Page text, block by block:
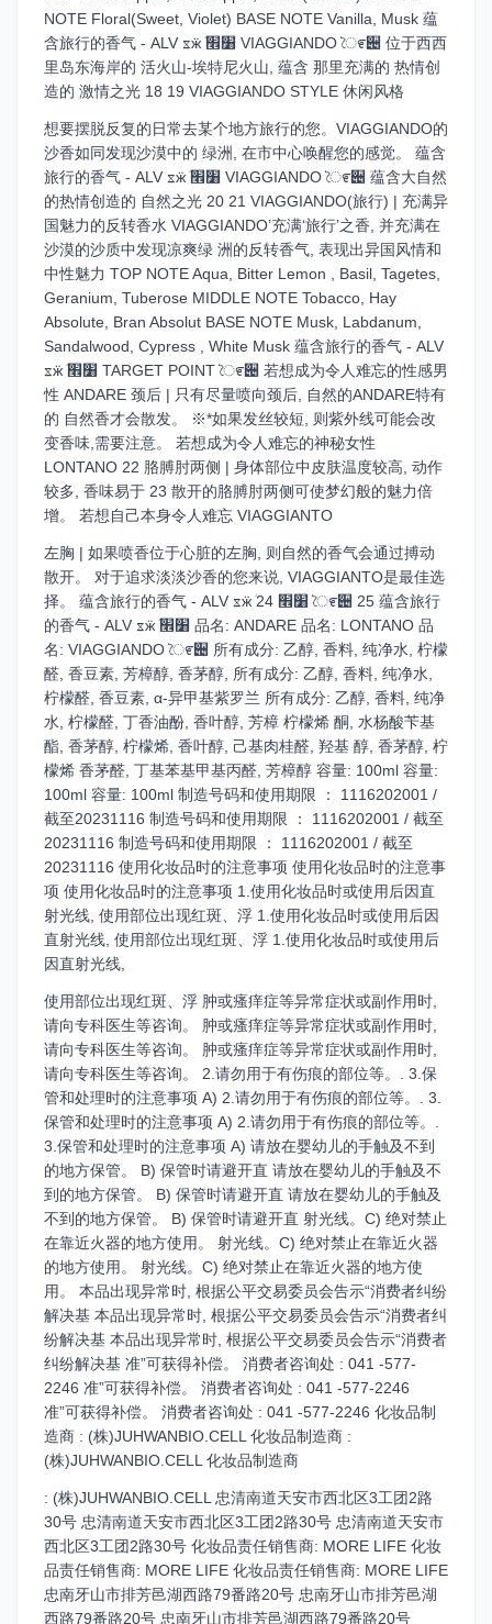
NOTE Floral(Sweet, Violet) BASE NOTE Vanilla, Musk 蕴
含旅行的香气 - ALV ೱӝܳ ׸׮ VIAGGIANDO ৈ೯੄ 位于西西
里岛东海岸的 活火山-埃特尼火山, 蕴含 那里充满的 热情创
造的 激情之光 18 19 VIAGGIANDO STYLE 休闲风格
想要摆脱反复的日常去某个地方旅行的您。VIAGGIANDO的
沙香如同发现沙漠中的 绿洲, 在市中心唤醒您的感觉。 蕴含
旅行的香气 - ALV ೱӝܳ ׸׮ VIAGGIANDO ৈ೯੄ 蕴含大自然
的热情创造的 自然之光 20 21 VIAGGIANDO(旅行) | 充满异
国魅力的反转香水 VIAGGIANDO’充满‘旅行’之香, 并充满在
沙漠的沙质中发现凉爽绿 洲的反转香气, 表现出异国风情和
中性魅力 TOP NOTE Aqua, Bitter Lemon , Basil, Tagetes,
Geranium, Tuberose MIDDLE NOTE Tobacco, Hay
Absolute, Bran Absolut BASE NOTE Musk, Labdanum,
Sandalwood, Cypress , White Musk 蕴含旅行的香气 - ALV
ೱӝܳ ׸׮ TARGET POINT ৈ೯੄ 若想成为令人难忘的性感男
性 ANDARE 颈后 | 只有尽量喷向颈后, 自然的ANDARE特有
的 自然香才会散发。 ※*如果发丝较短, 则紫外线可能会改
变香味,需要注意。 若想成为令人难忘的神秘女性
LONTANO 22 胳膊肘两侧 | 身体部位中皮肤温度较高, 动作
较多, 香味易于 23 散开的胳膊肘两侧可使梦幻般的魅力倍
增。 若想自己本身令人难忘 VIAGGIANTO
左胸 | 如果喷香位于心脏的左胸, 则自然的香气会通过搏动
散开。 对于追求淡淡沙香的您来说, VIAGGIANTO是最佳选
择。 蕴含旅行的香气 - ALV ೱӝܳ ׸׮ 24 ৈ೯੄ 25 蕴含旅行
的香气 - ALV ೱӝܳ ׸׮ 品名: ANDARE 品名: LONTANO 品
名: VIAGGIANDO ৈ೯੄ 所有成分: 乙醇, 香料, 纯净水, 柠檬
醛, 香豆素, 芳樟醇, 香茅醇, 所有成分: 乙醇, 香料, 纯净水,
柠檬醛, 香豆素, α-异甲基紫罗兰 所有成分: 乙醇, 香料, 纯净
水, 柠檬醛, 丁香油酚, 香叶醇, 芳樟 柠檬烯 酮, 水杨酸苄基
酯, 香茅醇, 柠檬烯, 香叶醇, 己基肉桂醛, 羟基 醇, 香茅醇, 柠
檬烯 香茅醛, 丁基苯基甲基丙醛, 芳樟醇 容量: 100ml 容量:
100ml 容量: 100ml 制造号码和使用期限 ： 1116202001 /
截至20231116 制造号码和使用期限 ： 1116202001 / 截至
20231116 制造号码和使用期限 ： 1116202001 / 截至
20231116 使用化妆品时的注意事项 使用化妆品时的注意事
项 使用化妆品时的注意事项 1.使用化妆品时或使用后因直
射光线, 使用部位出现红斑、浮 1.使用化妆品时或使用后因
直射光线, 使用部位出现红斑、浮 1.使用化妆品时或使用后
因直射光线,
使用部位出现红斑、浮 肿或瘙痒症等异常症状或副作用时,
请向专科医生等咨询。 肿或瘙痒症等异常症状或副作用时,
请向专科医生等咨询。 肿或瘙痒症等异常症状或副作用时,
请向专科医生等咨询。 2.请勿用于有伤痕的部位等。. 3.保
管和处理时的注意事项 A) 2.请勿用于有伤痕的部位等。. 3.
保管和处理时的注意事项 A) 2.请勿用于有伤痕的部位等。.
3.保管和处理时的注意事项 A) 请放在婴幼儿的手触及不到
的地方保管。 B) 保管时请避开直 请放在婴幼儿的手触及不
到的地方保管。 B) 保管时请避开直 请放在婴幼儿的手触及
不到的地方保管。 B) 保管时请避开直 射光线。C) 绝对禁止
在靠近火器的地方使用。 射光线。C) 绝对禁止在靠近火器
的地方使用。 射光线。C) 绝对禁止在靠近火器的地方使
用。 本品出现异常时, 根据公平交易委员会告示“消费者纠纷
解决基 本品出现异常时, 根据公平交易委员会告示“消费者纠
纷解决基 本品出现异常时, 根据公平交易委员会告示“消费者
纠纷解决基 准”可获得补偿。 消费者咨询处 : 041 -577-
2246 准”可获得补偿。 消费者咨询处 : 041 -577-2246
准”可获得补偿。 消费者咨询处 : 041 -577-2246 化妆品制
造商 : (株)JUHWANBIO.CELL 化妆品制造商 :
(株)JUHWANBIO.CELL 化妆品制造商
: (株)JUHWANBIO.CELL 忠清南道天安市西北区3工团2路
30号 忠清南道天安市西北区3工团2路30号 忠清南道天安市
西北区3工团2路30号 化妆品责任销售商: ​MORE LIFE 化妆
品责任销售商: ​MORE LIFE 化妆品责任销售商: ​MORE LIFE
忠南牙山市排芳邑湖西路79番路20号 忠南牙山市排芳邑湖
西路79番路20号 忠南牙山市排芳邑湖西路79番路20号